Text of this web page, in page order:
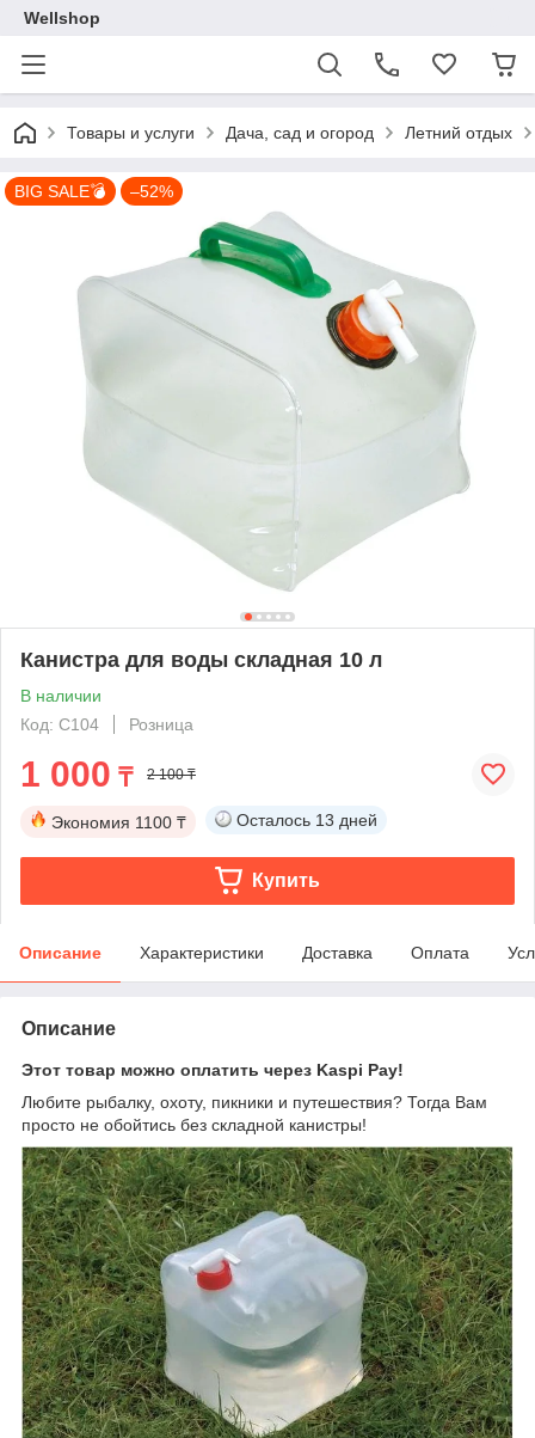
Wellshop
Товары и услуги Дача, сад и огород Летний отдых
BIG SALE💣 –52%
Канистра для воды складная 10 л
В наличии
Код: C104
Розница
1 000 ₸ 2 100 ₸
Экономия 1100 ₸ Осталось 13 дней
Купить
Описание Характеристики Доставка Оплата
Описание
Этот товар можно оплатить через Kaspi Pay!
Любите рыбалку, охоту, пикники и путешествия? Тогда Вам
просто не обойтись без складной канистры!